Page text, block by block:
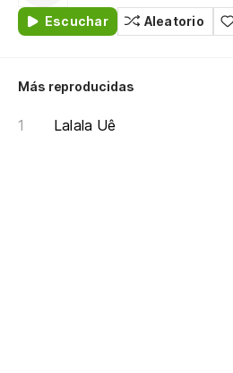
Escuchar Aleatorio
Más reproducidas
Lalala Uê